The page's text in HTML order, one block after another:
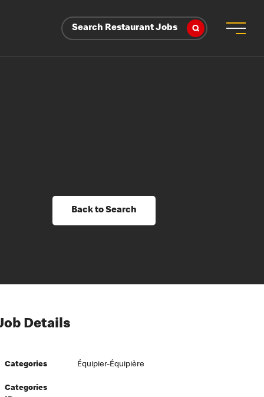
Search Restaurant Jobs
Back to Search
Details
Categories Équipier-Équipière
Categories